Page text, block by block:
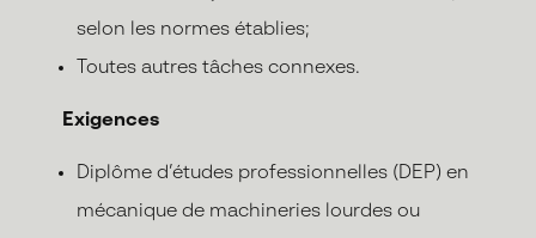
selon les normes établies;
Toutes autres tâches connexes.
Exigences
Diplôme d’études professionnelles (DEP) en
mécanique de machineries lourdes ou